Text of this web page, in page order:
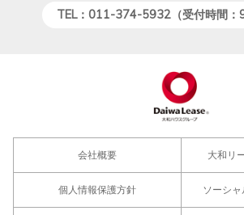
TEL：011-374-5932（受付時間：9
会社概要 大和リ
個人情報保護方針 ソーシ